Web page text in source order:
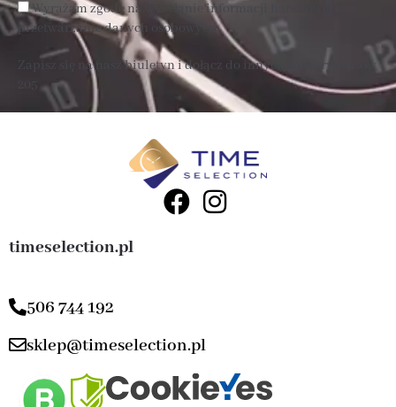
Wyrażam zgodę na wysyłanie informacji handlowej i
przetwarzanie danych osobowych
Zapisz się na nasz biuletyn i dołącz do innych subskrybentów
timeselection.pl
506 744 192
sklep@timeselection.pl